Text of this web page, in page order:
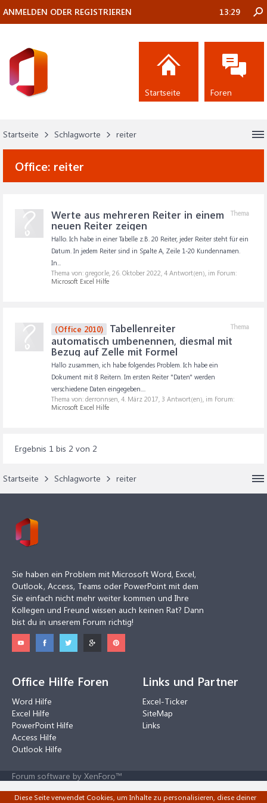
Startseite Schlagworte reiter
Office: reiter
Thema
Werte aus mehreren Reiter in einem
neuen Reiter zeigen
Hallo. Ich habe in einer Tabelle z.B. 20 Reiter, jeder Reiter steht für ein
Datum. In jedem Reiter sind in Spalte A, Zeile 1-20 Kundennamen.
In...
Thema von: gregor.le, 26. Oktober 2022, 4 Antwort(en), im Forum:
Microsoft Excel Hilfe
Thema
(Office 2010)
Tabellenreiter
automatisch umbenennen, diesmal mit
Bezug auf Zelle mit Formel
Hallo zusammen, ich habe folgendes Problem. Ich habe ein
Dokument mit 8 Reitern. Im ersten Reiter "Daten" werden
verschiedene Daten eingegeben....
Thema von: derronnsen, 4. März 2017, 3 Antwort(en), im Forum:
Microsoft Excel Hilfe
Ergebnis 1 bis 2 von 2
Startseite Schlagworte reiter
ANMELDEN ODER REGISTRIEREN 13:29
Startseite Foren
Sie haben ein Problem mit Microsoft Word, Excel,
Outlook, Access, Teams oder PowerPoint mit dem
Sie einfach nicht mehr weiter kommen und Ihre
Kollegen und Freund wissen auch keinen Rat? Dann
bist du in unserem Forum richtig!
Office Hilfe Foren
Word Hilfe
Excel Hilfe
PowerPoint Hilfe
Access Hilfe
Outlook Hilfe
Links und Partner
Excel-Ticker
SiteMap
Links
Forum software by XenForo™
Diese Seite verwendet Cookies, um Inhalte zu personalisieren, diese deiner